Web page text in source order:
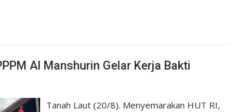
Al Manshurin Gelar Kerja Bakti
Tanah Laut (20/8). Menyemarakan HUT RI,